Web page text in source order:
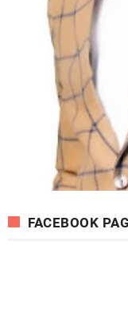
FACEBOOK